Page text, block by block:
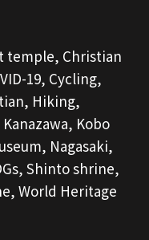
temple, Christian
19, Cycling,
Hiking,
Kanazawa, Kobo
Nagasaki,
Shinto shrine,
World Heritage